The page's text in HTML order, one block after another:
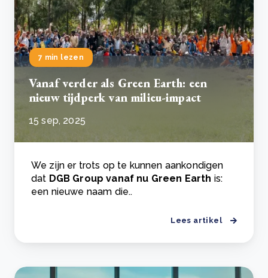
7 min lezen
Vanaf verder als Green Earth: een
nieuw tijdperk van milieu-impact
15 sep, 2025
We zijn er trots op te kunnen aankondigen
dat DGB Group vanaf nu Green Earth is:
een nieuwe naam die..
Lees artikel